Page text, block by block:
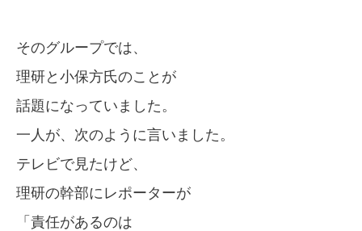
そのグループでは、
理研と小保方氏のことが
話題になっていました。
一人が、次のように言いました。
テレビで見たけど、
理研の幹部にレポーターが
「責任があるのは